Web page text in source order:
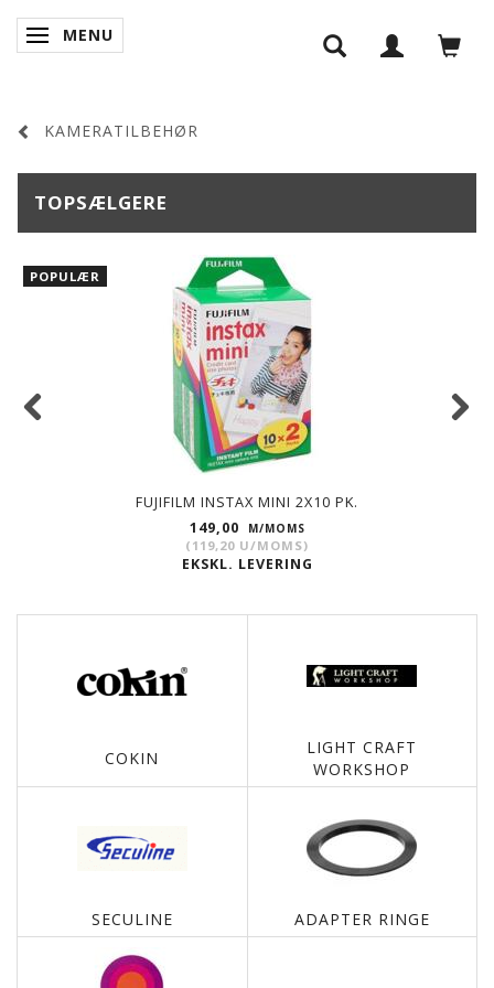
SKIFTE NAVIGATION
MENU
KAMERATILBEHØR
TOPSÆLGERE
POPULÆR
FUJIFILM INSTAX MINI 2X10 PK.
149,00
M/MOMS
( 119,20 U/MOMS)
EKSKL. LEVERING
COKIN
LIGHT CRAFT
WORKSHOP
SECULINE ADAPTER RINGE